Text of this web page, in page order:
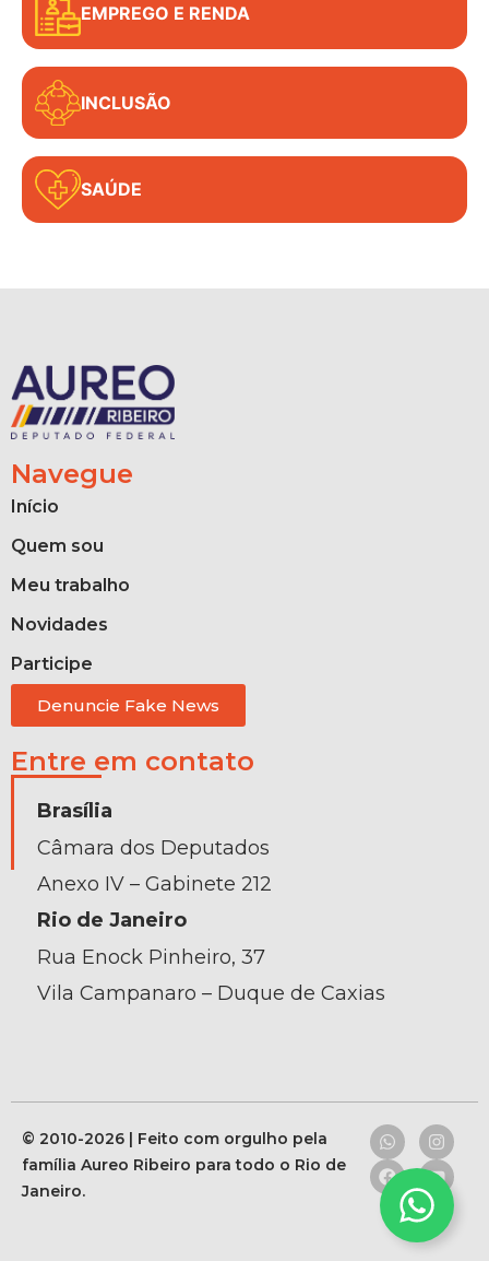
EMPREGO E RENDA
INCLUSÃO
SAÚDE
Navegue
Início
Quem sou
Meu trabalho
Novidades
Participe
Denuncie Fake News
Entre em contato
Brasília
Câmara dos Deputados
Anexo IV – Gabinete 212
Rio de Janeiro
Rua Enock Pinheiro, 37
Vila Campanaro – Duque de Caxias
© 2010-2026 | Feito com orgulho pela
família Aureo Ribeiro para todo o Rio de
Janeiro.